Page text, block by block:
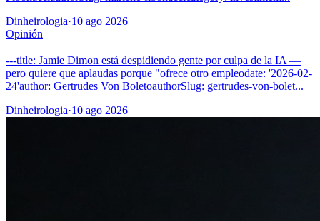
Dinheirologia·10 ago 2026
Opinión
---title: Jamie Dimon está despidiendo gente por culpa de la IA —
pero quiere que aplaudas porque "ofrece otro empleodate: '2026-02-
24'author: Gertrudes Von BoletoauthorSlug: gertrudes-von-bolet...
Dinheirologia·10 ago 2026